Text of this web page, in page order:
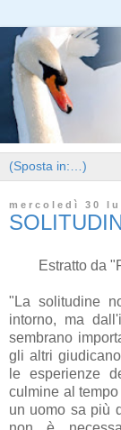
mercoledì 30
Estratto da
"La solitudine
intorno, ma
sembrano
gli altri
le esperienze
culmine al
un uomo sa più